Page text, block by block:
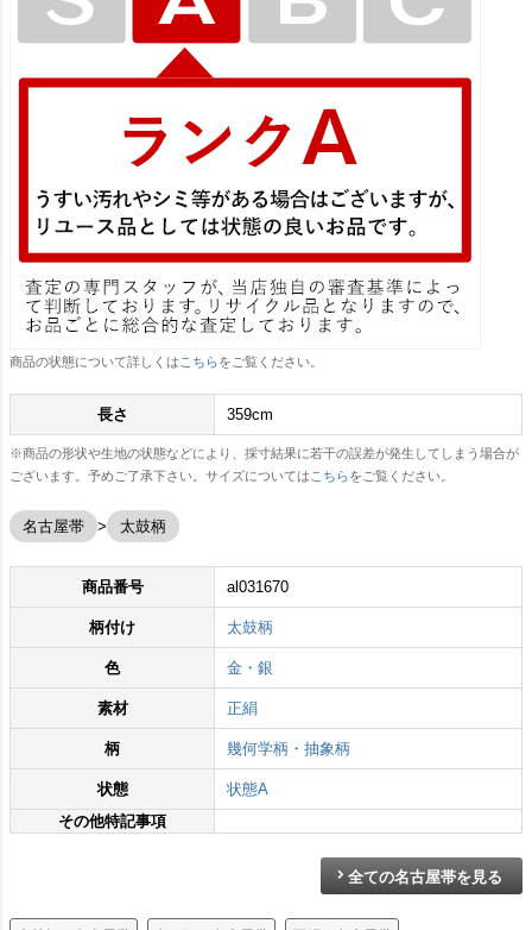
商品の状態について詳しくは こちらをご覧ください。
長さ 359cm
※商品の形状や生地の状態などにより、採寸結果に若干の誤差が発生してしまう場合が
ございます。予めご了承下さい。サイズについては こちらをご覧ください。
名古屋帯 太鼓柄
商品番号 al031670
柄付け 太鼓柄
色 金・銀
素材 正絹
柄 幾何学柄・抽象柄
状態
状態A
その他特記事項
全ての名古屋帯を見る